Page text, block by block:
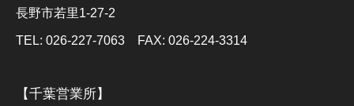
長野市若里1-27-2
TEL: 026-227-7063 FAX: 026-224-3314
【千葉営業所】